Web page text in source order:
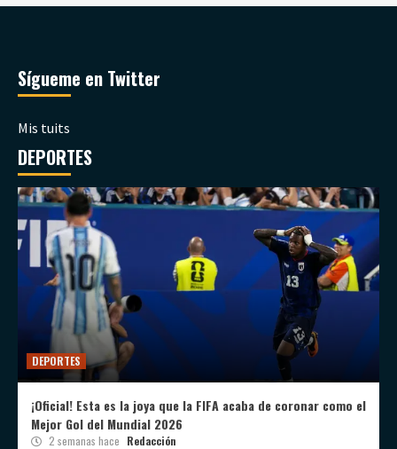
Sígueme en Twitter
Mis tuits
DEPORTES
DEPORTES
¡Oficial! Esta es la joya que la FIFA acaba de coronar como el
Mejor Gol del Mundial 2026
2 semanas hace Redacción